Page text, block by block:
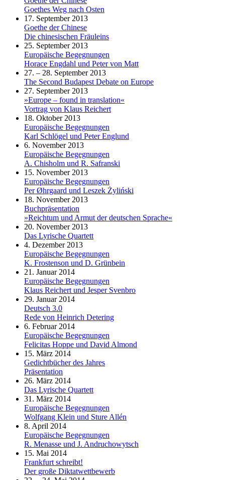
Goethes Weg nach Osten
17. September 2013
Goethe der Chinese
Die chinesischen Fräuleins
25. September 2013
Europäische Begegnungen
Horace Engdahl und Peter von Matt
27. – 28. September 2013
The Second Budapest Debate on Europe
27. September 2013
»Europe – found in translation«
Vortrag von Klaus Reichert
18. Oktober 2013
Europäische Begegnungen
Karl Schlögel und Peter Englund
6. November 2013
Europäische Begegnungen
A. Chisholm und R. Safranski
15. November 2013
Europäische Begegnungen
Per Øhrgaard und Leszek Żyliński
18. November 2013
Buchpräsentation
»Reichtum und Armut der deutschen Sprache«
20. November 2013
Das Lyrische Quartett
4. Dezember 2013
Europäische Begegnungen
K. Frostenson und D. Grünbein
21. Januar 2014
Europäische Begegnungen
Klaus Reichert und Jesper Svenbro
29. Januar 2014
Deutsch 3.0
Rede von Heinrich Detering
6. Februar 2014
Europäische Begegnungen
Felicitas Hoppe und David Almond
15. März 2014
Gedichtbücher des Jahres
Präsentation
26. März 2014
Das Lyrische Quartett
31. März 2014
Europäische Begegnungen
Wolfgang Klein und Sture Allén
8. April 2014
Europäische Begegnungen
R. Menasse und J. Andruchowytsch
15. Mai 2014
Frankfurt schreibt!
Der große Diktatwettbewerb